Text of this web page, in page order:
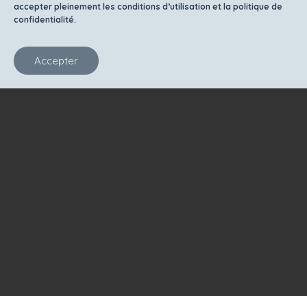
accepter pleinement les conditions d’utilisation et la politique de
confidentialité.
Accepter